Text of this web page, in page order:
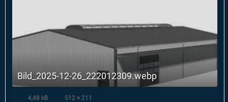
Bild_2025-12-26_222012309.webp
4,48 kB 512 × 211